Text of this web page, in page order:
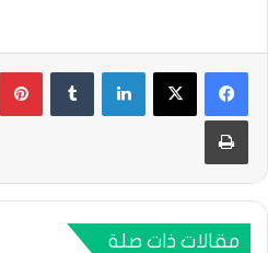
لينكدإن
طباعة
مقالات ذات صلة